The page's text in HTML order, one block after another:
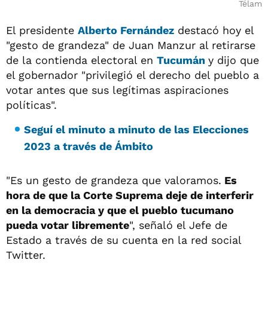
Télam
El presidente Alberto Fernández destacó hoy el
"gesto de grandeza" de Juan Manzur al retirarse
de la contienda electoral en Tucumán y dijo que
el gobernador "privilegió el derecho del pueblo a
votar antes que sus legítimas aspiraciones
políticas".
Seguí el minuto a minuto de las Elecciones
2023 a través de Ámbito
"Es un gesto de grandeza que valoramos. Es
hora de que la Corte Suprema deje de interferir
en la democracia y que el pueblo tucumano
pueda votar libremente", señaló el Jefe de
Estado a través de su cuenta en la red social
Twitter.